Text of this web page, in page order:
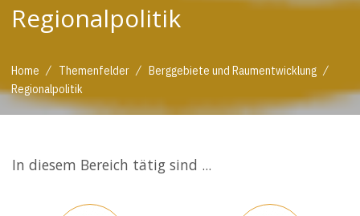
Regionalpolitik
Home / Themenfelder / Berggebiete und Raumentwicklung /
Regionalpolitik
In diesem Bereich tätig sind ...